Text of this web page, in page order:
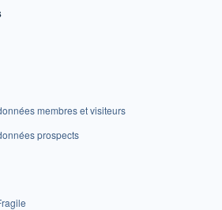
membres et visiteurs
prospects